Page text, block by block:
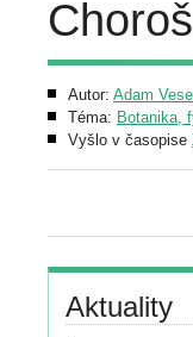
Autor: Adam
Téma: Botanika,
Vyšlo v časopise
Aktuality